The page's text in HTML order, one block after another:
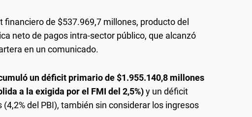
de $537.969,7 millones, producto del
neto de pagos intra-sector público, que alcanzó
en un comunicado.
un déficit primario de $1.955.140,8 millones
a la exigida por el FMI del 2,5%)y un déficit
del PBI), también sin considerar los ingresos